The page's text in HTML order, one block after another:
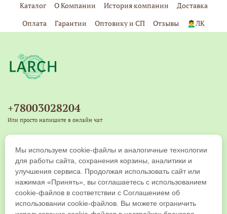
Каталог О Компании История компании
Доставка
Оплата
Гарантии Оптовику и СП Отзывы 🙍‍♂️ЛК
+78003028204
Или просто напишите в онлайн чат
+79539271917
Copyright © 2019-2026 ООО "ЛАРЧ КОМПАНИ". Все права защищены
Мы используем cookie-файлы и аналогичные технологии
для работы сайта, сохранения корзины, аналитики и
улучшения сервиса. Продолжая использовать сайт или
нажимая «Принять», вы соглашаетесь с использованием
cookie-файлов в соответствии с Соглашением об
использовании cookie-файлов. Вы можете ограничить